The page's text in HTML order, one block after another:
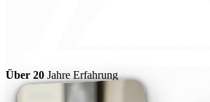
Über 20 Jahre Erfahrung